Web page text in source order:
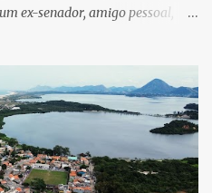
ex-senador, amigo pessoal,
que colocaria Maricá em um
e estratégica. Segundo
de um debate maior sobre a
Durante o vídeo, o prefeito
vem recebendo. Segundo ele,
promete muito, mas não estaria